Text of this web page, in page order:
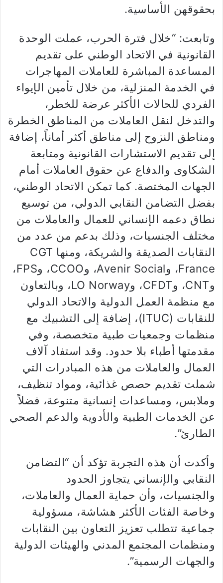
بحقوقهن الأساسية.
وتابعت: “خلال فترة الحرب، عملت الوحدة
القانونية في الاتحاد الوطني على تقديم
المساعدة المباشرة للعاملات المهاجرات
في الخدمة المنزلية، من خلال تأمين الإيواء
الفردي للحالات الأكثر عرضة للخطر،
والتدخل لنقل العاملات من المناطق الخطرة
ومناطق النزوح إلى مناطق أكثر أماناً، إضافة
إلى تقديم الاستشارات القانونية ومتابعة
الشكاوى والدفاع عن حقوق العاملات أمام
الجهات المختصة. كما تمكن الاتحاد الوطني،
بفضل التضامن النقابي الدولي، من توسيع
نطاق دعمه الإنساني للعمال والعاملات من
مختلف الجنسيات، وذلك بدعم من عدد من
النقابات الصديقة والشريكة، ومنها CGT
France، وAvenir Social، وCCOO، وFPS،
وCNT، وCFDT، وLO Norway، وبالتعاون
مع منظمة العمل الدولية والاتحاد الدولي
للنقابات (ITUC)، إضافة إلى التشبيك مع
منظمات وجمعيات طبية متخصصة، وفي
مقدمتها أطباء بلا حدود. وقد استفاد آلاف
العمال والعاملات من هذه المبادرات التي
شملت تقديم حصص غذائية، ومواد تنظيف،
وملابس، ومساعدات إنسانية متنوعة، فضلاً
عن الخدمات الطبية والأدوية والدعم الصحي
الطارئ”.
وأكدت أن هذه التجربة تؤكد أن “التضامن
النقابي والإنساني يتجاوز الحدود
والجنسيات، وأن حماية العمال والعاملات،
وخاصة الفئات الأكثر هشاشة، مسؤولية
جماعية تتطلب تعزيز التعاون بين النقابات
ومنظمات المجتمع المدني والهيئات الدولية
والجهات الرسمية”.